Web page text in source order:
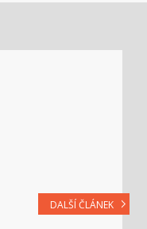
DALŠÍ ČLÁNEK